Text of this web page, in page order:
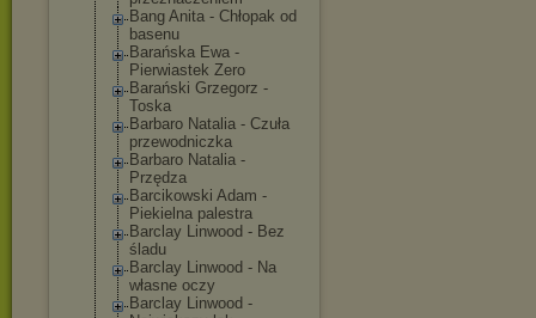
Bang Anita - Chłopak od
basenu
Barańska Ewa -
Pierwiastek Zero
Barański Grzegorz -
Toska
Barbaro Natalia - Czuła
przewodniczka
Barbaro Natalia -
Przędza
Barcikowski Adam -
Piekielna palestra
Barclay Linwood - Bez
śladu
Barclay Linwood - Na
własne oczy
Barclay Linwood -